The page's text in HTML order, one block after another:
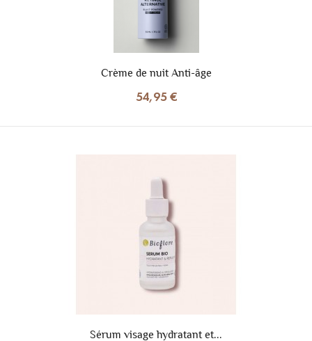
Crème de nuit Anti-âge
54,95 €
Sérum visage hydratant et...